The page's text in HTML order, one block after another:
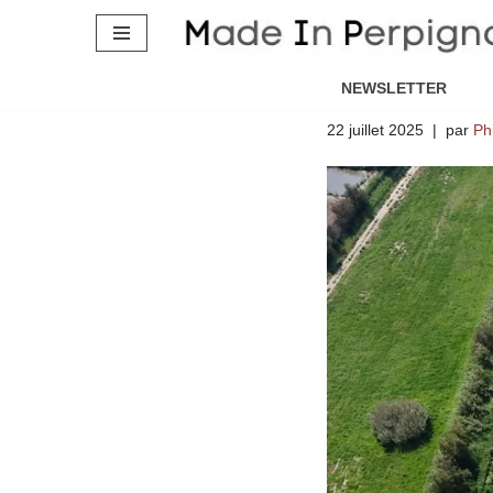
NEWSLETTER
friche
22 juillet 2025 par